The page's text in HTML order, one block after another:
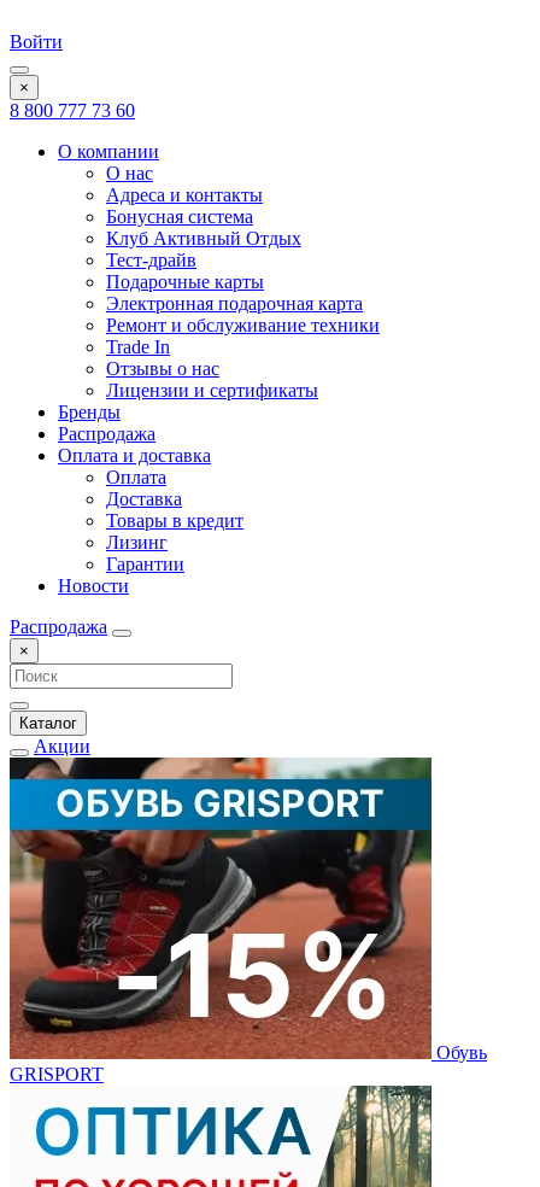
Войти
×
8 800 777 73 60
О компании
О нас
Адреса и контакты
Бонусная система
Клуб Активный Отдых
Тест-драйв
Подарочные карты
Электронная подарочная карта
Ремонт и обслуживание техники
Trade In
Отзывы о нас
Лицензии и сертификаты
Бренды
Распродажа
Оплата и доставка
Оплата
Доставка
Товары в кредит
Лизинг
Гарантии
Новости
Распродажа
×
Каталог
Акции
Обувь
GRISPORT